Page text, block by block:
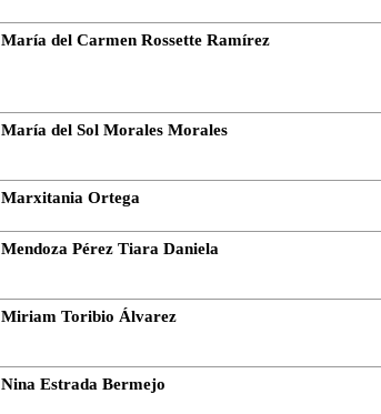
María del Carmen Rossette Ramírez
María del Sol Morales Morales
Marxitania Ortega
Mendoza Pérez Tiara Daniela
Miriam Toribio Álvarez
Nina Estrada Bermejo